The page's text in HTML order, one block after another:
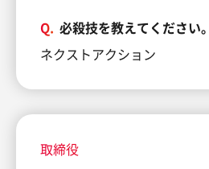
Q. 必殺技を教えてください。
ネクストアクション
取締役